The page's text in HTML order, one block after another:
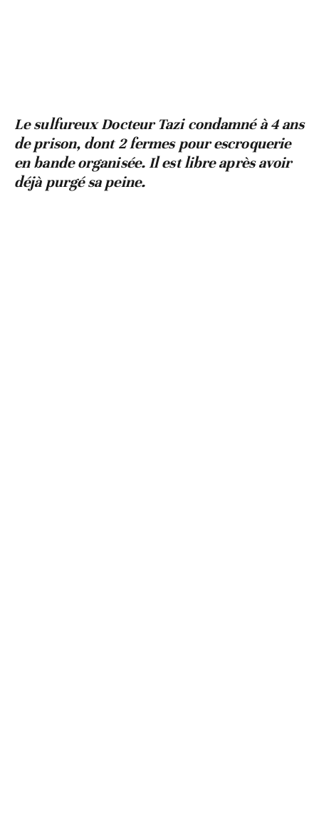
Le sulfureux Docteur Tazi condamné à 4 ans
de prison, dont 2 fermes pour escroquerie
en bande organisée. Il est libre après avoir
déjà purgé sa peine.